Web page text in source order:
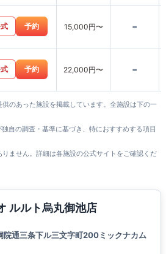
予約 15,000円〜 -
予約 22,000円〜 -
のあった施設を掲載しています。全施設は下の一
自の調査・基準に基づき、特におすすめする項目
ません。詳細は各施設の公式サイトをご確認くだ
ルルト烏丸御池店
院通三条下ル三文字町200ミックナカム